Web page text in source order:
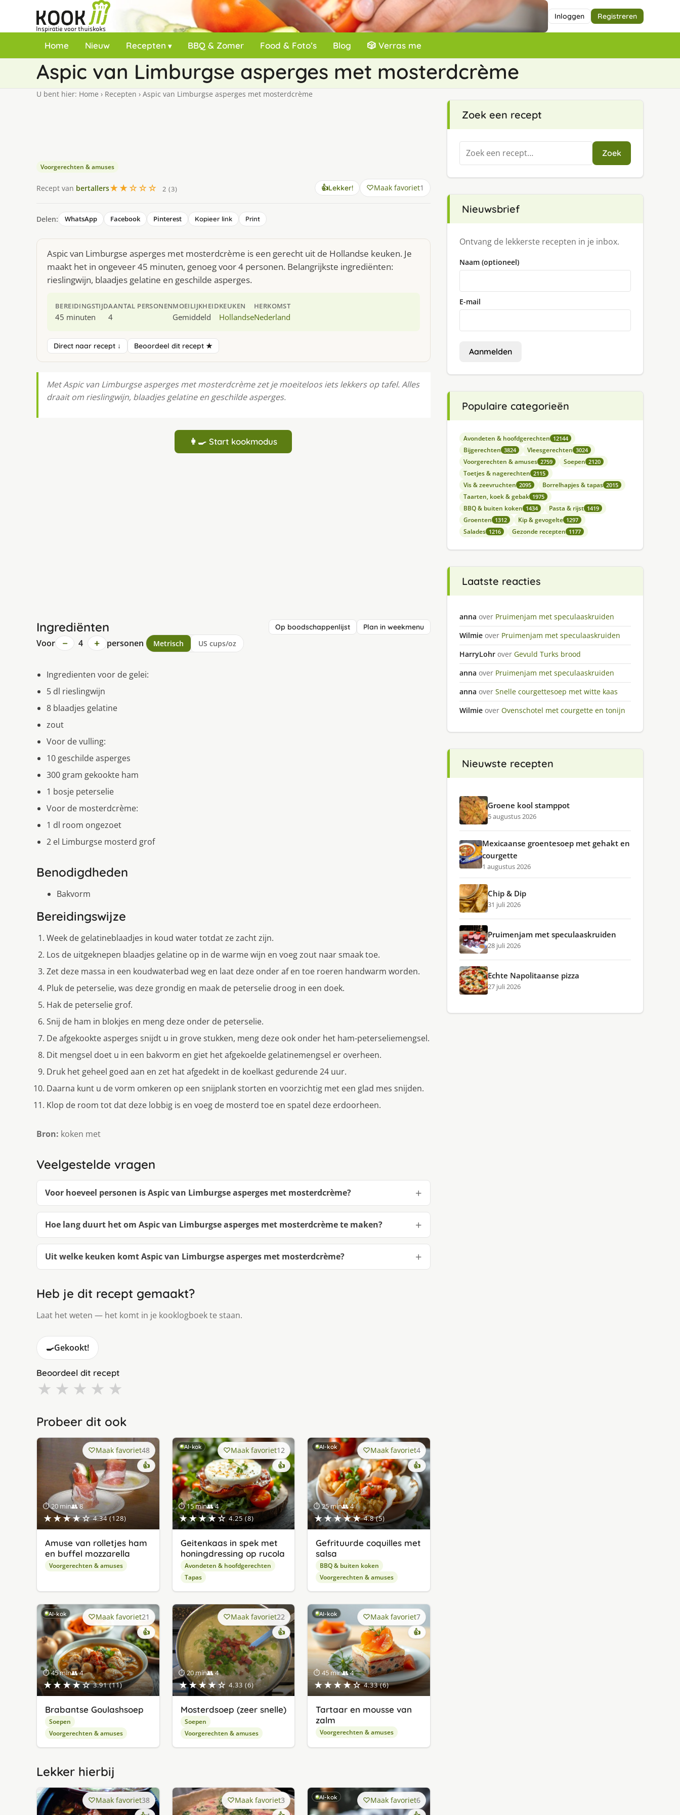
Inloggen Registreren
Home Nieuw Recepten BBQ & Zomer Food & Foto’s Blog 🎲 Verras me
Aspic van Limburgse asperges met mosterdcrème
U bent hier: Home › Recepten › Aspic van Limburgse asperges met mosterdcrème
Voorgerechten & amuses
Recept van bertallers★★☆☆☆ 2 (3) 👍Lekker! Maak favoriet1
Delen: WhatsApp Facebook Pinterest Kopieer link Print
Aspic van Limburgse asperges met mosterdcrème is een gerecht uit de Hollandse keuken. Je
maakt het in ongeveer 45 minuten, genoeg voor 4 personen. Belangrijkste ingrediënten:
rieslingwijn, blaadjes gelatine en geschilde asperges.
BEREIDINGSTIJD
45 minuten
AANTAL PERSONEN
4
MOEILIJKHEID
Gemiddeld
KEUKEN
Hollandse
HERKOMST
Nederland
Direct naar recept ↓ Beoordeel dit recept ★
Met Aspic van Limburgse asperges met mosterdcrème zet je moeiteloos iets lekkers op tafel. Alles
draait om rieslingwijn, blaadjes gelatine en geschilde asperges.
👩‍🍳 Start kookmodus
Ingrediënten Op boodschappenlijst Plan in weekmenu
Voor − 4 + personen Metrisch US cups/oz
Ingredienten voor de gelei:
5 dl rieslingwijn
8 blaadjes gelatine
zout
Voor de vulling:
10 geschilde asperges
300 gram gekookte ham
1 bosje peterselie
Voor de mosterdcrème:
1 dl room ongezoet
2 el Limburgse mosterd grof
Benodigdheden
Bakvorm
Bereidingswijze
Week de gelatineblaadjes in koud water totdat ze zacht zijn.
Los de uitgeknepen blaadjes gelatine op in de warme wijn en voeg zout naar smaak toe.
Zet deze massa in een koudwaterbad weg en laat deze onder af en toe roeren handwarm worden.
Pluk de peterselie, was deze grondig en maak de peterselie droog in een doek.
Hak de peterselie grof.
Snij de ham in blokjes en meng deze onder de peterselie.
De afgekookte asperges snijdt u in grove stukken, meng deze ook onder het ham-peterseliemengsel.
Dit mengsel doet u in een bakvorm en giet het afgekoelde gelatinemengsel er overheen.
Druk het geheel goed aan en zet hat afgedekt in de koelkast gedurende 24 uur.
Daarna kunt u de vorm omkeren op een snijplank storten en voorzichtig met een glad mes snijden.
Klop de room tot dat deze lobbig is en voeg de mosterd toe en spatel deze erdoorheen.
Bron: koken met
Veelgestelde vragen
Voor hoeveel personen is Aspic van Limburgse asperges met mosterdcrème?
Hoe lang duurt het om Aspic van Limburgse asperges met mosterdcrème te maken?
Uit welke keuken komt Aspic van Limburgse asperges met mosterdcrème?
Heb je dit recept gemaakt?
Laat het weten — het komt in je kooklogboek te staan.
🍳Gekookt!
Beoordeel dit recept
★ ★ ★ ★ ★
Probeer dit ook
⏱ 20 min👥 8
★★★★☆ 4.34 (128)
Maak favoriet48
👍
Amuse van rolletjes ham
en buffel mozzarella
Voorgerechten & amuses
AI-kok
⏱ 15 min👥 4
★★★★☆ 4.25 (8)
Maak favoriet12
👍
Geitenkaas in spek met
honingdressing op rucola
Avondeten & hoofdgerechten
Tapas
AI-kok
⏱ 25 min👥 4
★★★★★ 4.8 (5)
Maak favoriet4
👍
Gefrituurde coquilles met
salsa
BBQ & buiten koken
Voorgerechten & amuses
AI-kok
⏱ 45 min👥 4
★★★★☆ 3.91 (11)
Maak favoriet21
👍
Brabantse Goulashsoep
Soepen
Voorgerechten & amuses
⏱ 20 min👥 4
★★★★☆ 4.33 (6)
Maak favoriet22
👍
Mosterdsoep (zeer snelle)
Soepen
Voorgerechten & amuses
AI-kok
⏱ 45 min👥 4
★★★★☆ 4.33 (6)
Maak favoriet7
👍
Tartaar en mousse van
zalm
Voorgerechten & amuses
Lekker hierbij
Maak favoriet38 Maak favoriet3 AI-kok Maak favoriet6
Zoek een recept
Zoeken
naar:
Zoek
Nieuwsbrief
Ontvang de lekkerste recepten in je inbox.
Naam (optioneel)
E-mail
Aanmelden
Populaire categorieën
Avondeten & hoofdgerechten 12144
Bijgerechten 3824 Vleesgerechten 3024
Voorgerechten & amuses 2759 Soepen 2120
Toetjes & nagerechten 2115
Vis & zeevruchten 2095 Borrelhapjes & tapas 2015
Taarten, koek & gebak 1975
BBQ & buiten koken 1434 Pasta & rijst 1419
Groenten 1312 Kip & gevogelte 1297
Salades 1216 Gezonde recepten 1177
Laatste reacties
anna over Pruimenjam met speculaaskruiden
Wilmie over Pruimenjam met speculaaskruiden
HarryLohr over Gevuld Turks brood
anna over Pruimenjam met speculaaskruiden
anna over Snelle courgettesoep met witte kaas
Wilmie over Ovenschotel met courgette en tonijn
Nieuwste recepten
Groene kool stamppot
5 augustus 2026
Mexicaanse groentesoep met gehakt en
courgette
1 augustus 2026
Chip & Dip
31 juli 2026
Pruimenjam met speculaaskruiden
28 juli 2026
Echte Napolitaanse pizza
27 juli 2026